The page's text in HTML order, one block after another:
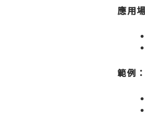
應用
範例：